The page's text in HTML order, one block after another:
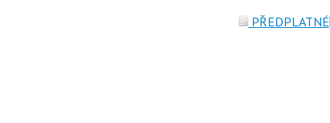
PŘEDPLATNÉ